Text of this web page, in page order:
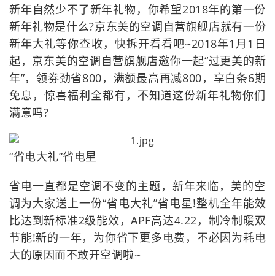
新年自然少不了新年礼物，你希望2018年的第一份
新年礼物是什么?京东美的空调自营旗舰店就有一份
新年大礼等你查收，快拆开看看吧~2018年1月1日
起，京东美的空调自营旗舰店邀你一起“过更美的新
年”，领劵劲省800，满额最高再减800，享白条6期
免息，惊喜福利全都有，不知道这份新年礼物你们
满意吗?
“省电大礼”省电星
省电一直都是空调不变的主题，新年来临，美的空
调为大家送上一份“省电大礼”省电星!整机全年能效
比达到新标准2级能效，APF高达4.22，制冷制暖双
节能!新的一年，为你省下更多电费，不必因为耗电
大的原因而不敢开空调啦~